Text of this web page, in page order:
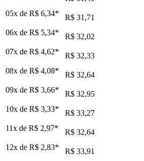
05x de R$ 6,34*
R$ 31,71
06x de R$ 5,34*
R$ 32,02
07x de R$ 4,62*
R$ 32,33
08x de R$ 4,08*
R$ 32,64
09x de R$ 3,66*
R$ 32,95
10x de R$ 3,33*
R$ 33,27
11x de R$ 2,97*
R$ 32,64
12x de R$ 2,83* R$ 33,91